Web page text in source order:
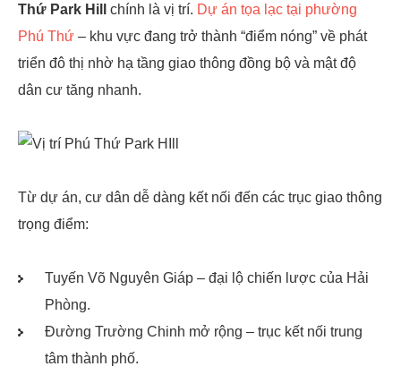
Thứ Park Hill
chính là vị trí. Dự án tọa lạc tại phường
Phú Thứ – khu vực đang trở thành “điểm nóng” về phát
triển đô thị nhờ hạ tầng giao thông đồng bộ và mật độ
dân cư tăng nhanh.
Từ dự án, cư dân dễ dàng kết nối đến các trục giao thông
trọng điểm:
Tuyến Võ Nguyên Giáp – đại lộ chiến lược của Hải
Phòng.
Đường Trường Chinh mở rộng – trục kết nối trung
tâm thành phố.